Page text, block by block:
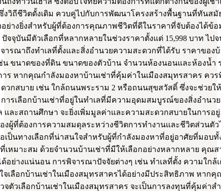
งวิถีชีวิตดั้งเดิม ควบคู่ไปกับการพัฒนาโครงสร้างพื้นฐานที่ทันสมั
ย่างยิ่งสำหรับผู้ที่ต้องการคุณภาพชีวิตที่ดีในราคาที่จับต้องได้ข้อ
จจุบันมีตัวเลือกที่หลากหลายในช่วงราคาตั้งแต่ 15,998 บาท ไปจ
ารณาถึงทำเลที่ตั้งและสิ่งอำนวยความสะดวกที่ได้รับ ราคาของ
น ขนาดของที่ดิน ขนาดของตัวบ้าน จำนวนห้องนอนและห้องน้ำ
ร หากคุณกำลังมองหาบ้านเช่าที่คุ้มค่าในเมืองสมุทรสาคร คว
วกสบาย เช่น ใกล้ถนนพระราม 2 หรือถนนสุขสวัสดิ์ ซึ่งจะช่วยใ
รเลือกบ้านเช่าที่อยู่ในทำเลที่มีความอุดมสมบูรณ์ของสิ่งอำนว
ละสถานศึกษา จะยิ่งเพิ่มมูลค่าและความสะดวกสบายในการอยู่
ผู้ที่ต้องการความสมดุลระหว่างชีวิตการทำงานและชีวิตส่วนตั
เป็นทางเลือกที่น่าสนใจสำหรับผู้ที่กำลังมองหาที่อยู่อาศัยที่มอบ
หมาะสม ด้วยจำนวนบ้านเช่าที่มีให้เลือกอย่างหลากหลาย คุณ
ย่างแน่นอน การพิจารณาปัจจัยต่างๆ เช่น ทำเลที่ตั้ง ความใกล้
เลือกบ้านเช่าในเมืองสมุทรสาครได้อย่างมีประสิทธิภาพ หากคุ
จตัวเลือกบ้านเช่าในเมืองสมุทรสาคร จะเป็นการลงทุนที่คุ้มค่